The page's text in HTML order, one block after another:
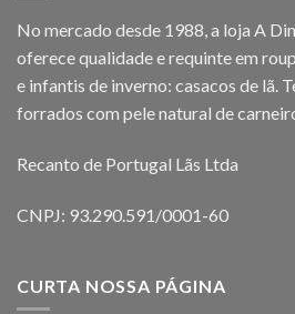
No mercado desde 1988, a loja A
oferece qualidade e requinte em
e infantis de inverno: casacos de lã.
forrados com pele natural de
Recanto de Portugal Lãs Ltda
CNPJ: 93.290.591/0001-60
CURTA NOSSA PÁGINA